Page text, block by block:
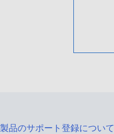
製品のサポート登録について